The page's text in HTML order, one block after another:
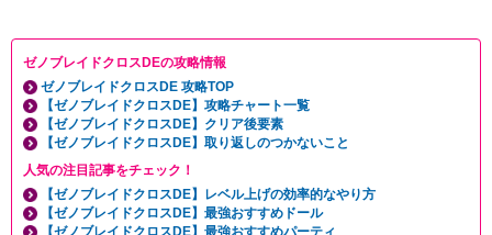
ゼノブレイドクロスDEの攻略情報
ゼノブレイドクロスDE 攻略TOP
【ゼノブレイドクロスDE】攻略チャート一覧
【ゼノブレイドクロスDE】クリア後要素
【ゼノブレイドクロスDE】取り返しのつかないこと
人気の注目記事をチェック！
【ゼノブレイドクロスDE】レベル上げの効率的なやり方
【ゼノブレイドクロスDE】最強おすすめドール